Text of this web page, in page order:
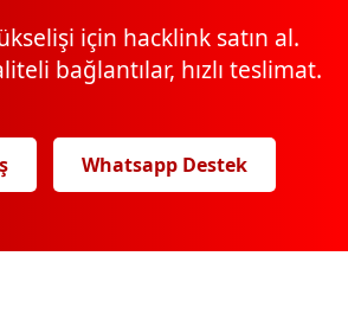
için hacklink satın al.
bağlantılar, hızlı teslimat.
Whatsapp Destek